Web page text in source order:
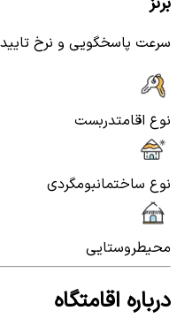
سرعت پاسخگویی و نرخ
نوع اقامتدربست
نوع ساختمانبومگردی
محیطروستایی
درباره اقامتگاه